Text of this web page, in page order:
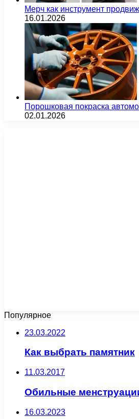
Мерч как инструмент
16.01.2026
Порошковая покраска
02.01.2026
Популярное
23.03.2022
Как выбрать памятник
11.03.2017
Обильные
16.03.2023